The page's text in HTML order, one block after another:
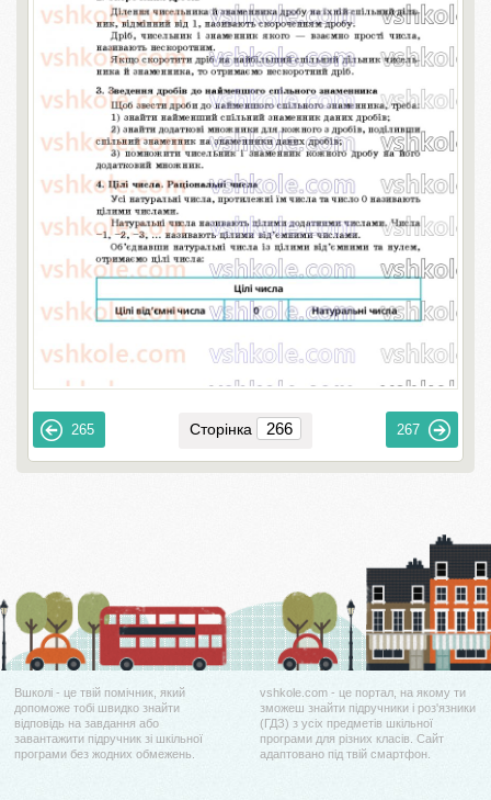
265 Сторінка 267
Вшколі - це твій помічник, який
допоможе тобі швидко знайти
відповідь на завдання або
завантажити підручник зі шкільної
програми без жодних обмежень.
vshkole.com - це портал, на якому ти
зможеш знайти підручники і роз'язники
(ГДЗ) з усіх предметів шкільної
програми для різних класів. Сайт
адаптовано під твій смартфон.